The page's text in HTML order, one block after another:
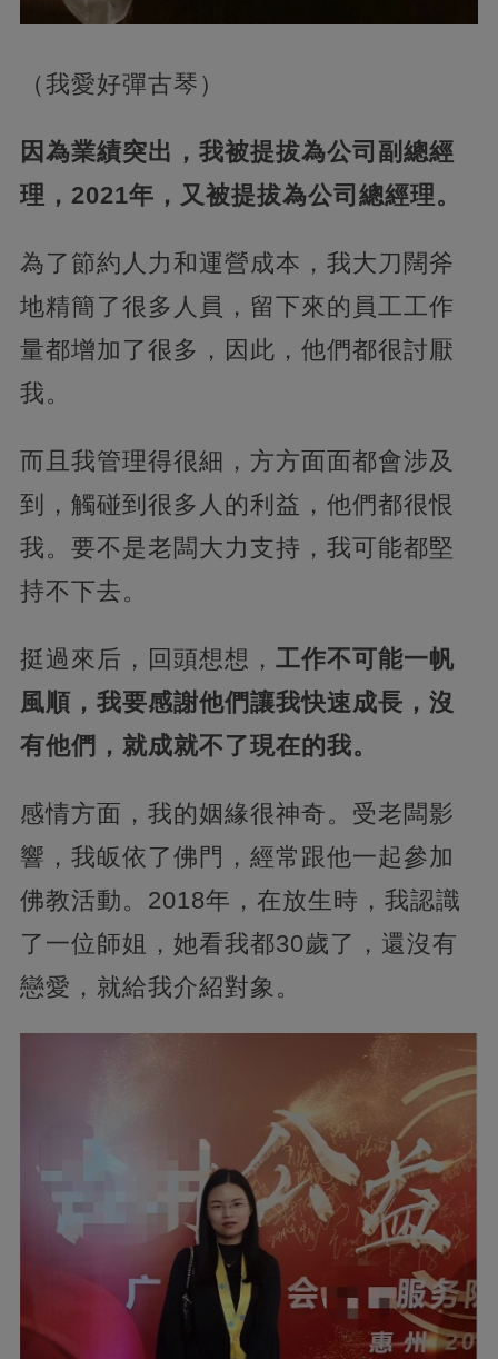
（我愛好彈古琴）
因為業績突出，我被提拔為公司副總經
理，2021年，又被提拔為公司總經理。
為了節約人力和運營成本，我大刀闊斧
地精簡了很多人員，留下來的員工工作
量都增加了很多，因此，他們都很討厭
我。
而且我管理得很細，方方面面都會涉及
到，觸碰到很多人的利益，他們都很恨
我。要不是老闆大力支持，我可能都堅
持不下去。
挺過來后，回頭想想， 工作不可能一帆
風順，我要感謝他們讓我快速成長，沒
有他們，就成就不了現在的我。
感情方面，我的姻緣很神奇。受老闆影
響，我皈依了佛門，經常跟他一起參加
佛教活動。2018年，在放生時，我認識
了一位師姐，她看我都30歲了，還沒有
戀愛，就給我介紹對象。